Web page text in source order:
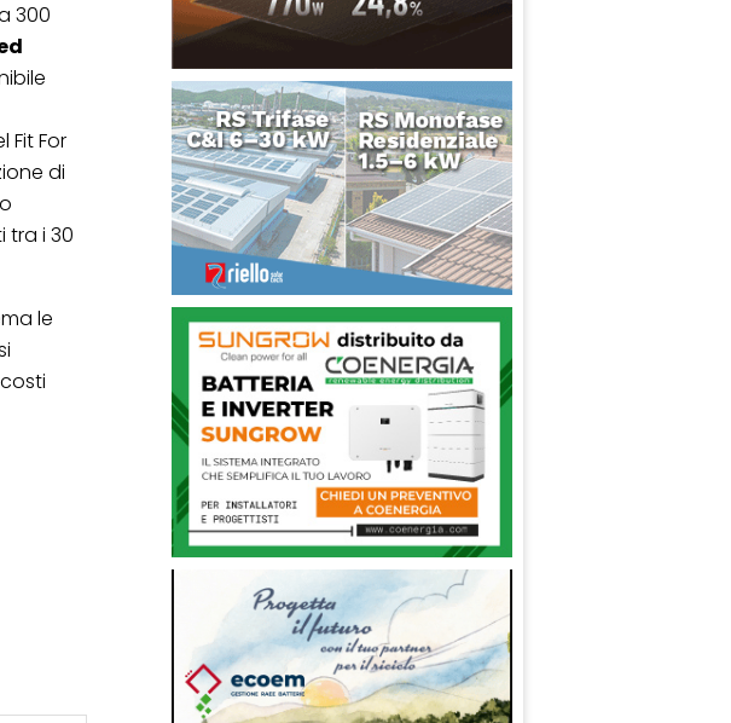
300
Fit For
di
tra i 30
le